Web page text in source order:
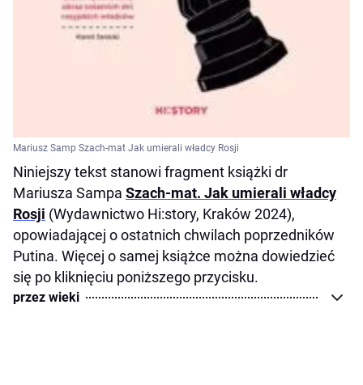
Mariusz Samp Szach-mat Jak umierali władcy Rosji
Niniejszy tekst stanowi fragment książki dr
Mariusza Sampa Szach-mat. Jak umierali władcy
Rosji (Wydawnictwo Hi:story, Kraków 2024),
opowiadającej o ostatnich chwilach poprzedników
Putina. Więcej o samej książce można dowiedzieć
się po kliknięciu poniższego przycisku.
przez wieki